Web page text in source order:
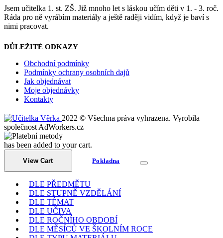
Jsem učitelka 1. st. ZŠ. Již mnoho let s láskou učím děti v 1. - 3. roč.
Ráda pro ně vyrábím materiály a ještě raději vidím, když je baví s
nimi pracovat.
DŮLEŽITÉ ODKAZY
Obchodní podmínky
Podmínky ochrany osobních dajů
Jak objednávat
Moje objednávky
Kontakty
2022 © Všechna práva vyhrazena. Vyrobila
společnost AdWorkers.cz
has been added to your cart.
View Cart Pokladna
DLE PŘEDMĚTU
DLE STUPNĚ VZDĚLÁNÍ
DLE TÉMAT
DLE UČIVA
DLE ROČNÍHO OBDOBÍ
DLE MĚSÍCŮ VE ŠKOLNÍM ROCE